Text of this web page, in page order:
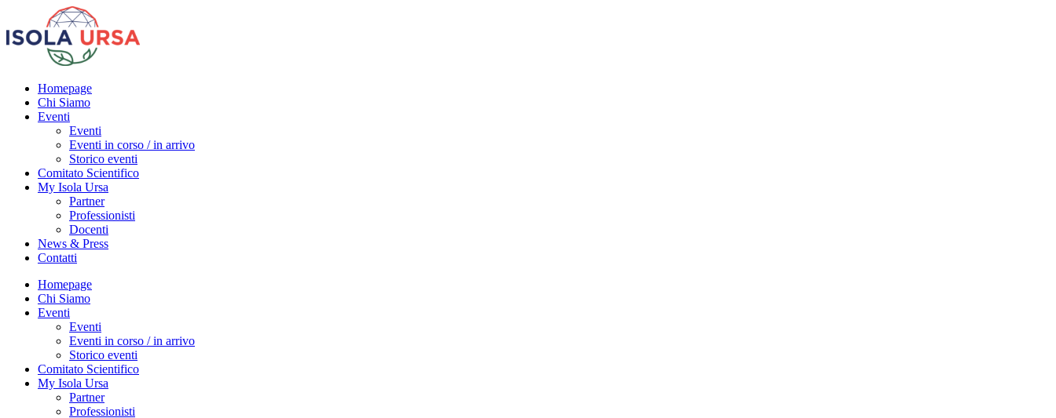
Homepage
Chi Siamo
Eventi
Eventi
Eventi in corso / in arrivo
Storico eventi
Comitato Scientifico
My Isola Ursa
Partner
Professionisti
Docenti
News & Press
Contatti
Homepage
Chi Siamo
Eventi
Eventi
Eventi in corso / in arrivo
Storico eventi
Comitato Scientifico
My Isola Ursa
Partner
Professionisti